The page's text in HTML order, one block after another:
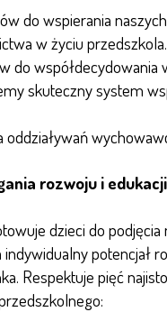
do wspierania naszych
w życiu przedszkola.
do współdecydowania
skuteczny system
rozwoju i edukacji
dzieci do podjęcia
potencjał
Respektuje pięć